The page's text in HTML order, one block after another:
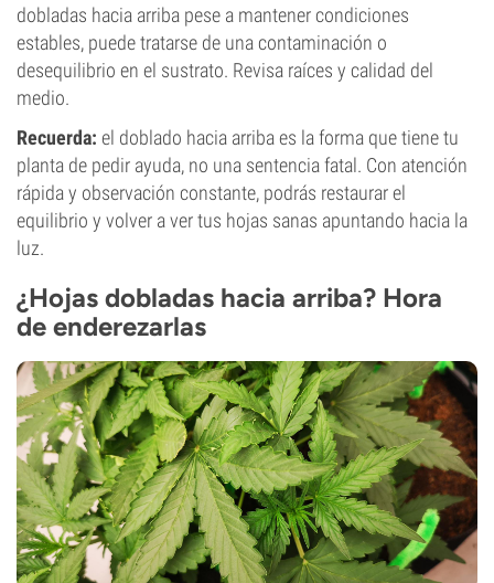
dobladas hacia arriba pese a mantener condiciones
estables, puede tratarse de una contaminación o
desequilibrio en el sustrato. Revisa raíces y calidad del
medio.
Recuerda: el doblado hacia arriba es la forma que tiene tu
planta de pedir ayuda, no una sentencia fatal. Con atención
rápida y observación constante, podrás restaurar el
equilibrio y volver a ver tus hojas sanas apuntando hacia la
luz.
¿Hojas dobladas hacia arriba? Hora
de enderezarlas